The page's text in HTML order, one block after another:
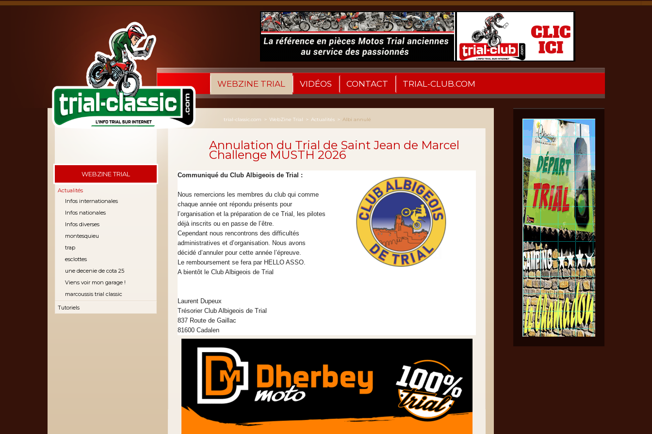
WEBZINE TRIAL VIDÉOS CONTACT TRIAL-CLUB.COM
WEBZINE TRIAL
Actualités
Infos internationales
Infos nationales
Infos diverses
montesquieu
trap
esclottes
une decenie de cota 25
Viens voir mon garage !
marcoussis trial classic
Tutoriels
trial-classic.com > WebZine Trial > Actualités > Albi annulé
Annulation du Trial de Saint Jean de Marcel
Challenge MUSTH 2026
Communiqué du Club Albigeois de Trial :
Nous remercions les membres du club qui comme
chaque année ont répondu présents pour
l’organisation et la préparation de ce Trial, les pilotes
déjà inscrits ou en passe de l’être.
Cependant nous rencontrons des difficultés
administratives et d’organisation. Nous avons
décidé d’annuler pour cette année l’épreuve.
Le remboursement se fera par HELLO ASSO.
A bientôt le Club Albigeois de Trial
Laurent Dupeux
Trésorier Club Albigeois de Trial
837 Route de Gaillac
81600 Cadalen